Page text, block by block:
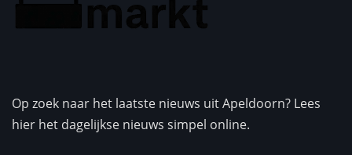
Op zoek naar het laatste nieuws uit Apeldoorn? Lees
hier het dagelijkse nieuws simpel online.